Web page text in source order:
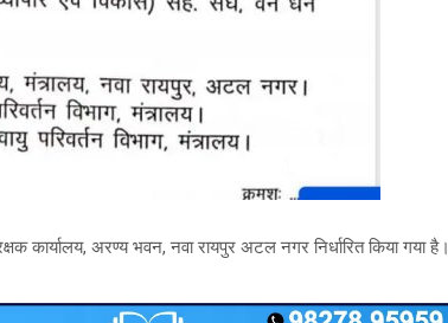
अरण्य भवन, नवा रायपुर अटल नगर निर्धारित किया गया है।